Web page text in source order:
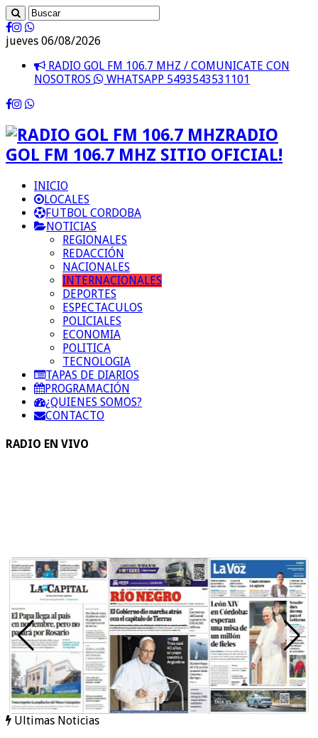
jueves 06/08/2026
RADIO GOL FM 106.7 MHZ / COMUNICATE CON
NOSOTROS
WHATSAPP 5493543531101
RADIO
GOL FM 106.7 MHZ SITIO OFICIAL!
INICIO
LOCALES
FUTBOL CORDOBA
NOTICIAS
REGIONALES
REDACCIÓN
NACIONALES
INTERNACIONALES
DEPORTES
ESPECTACULOS
POLICIALES
ECONOMIA
POLITICA
TECNOLOGIA
TAPAS DE DIARIOS
PROGRAMACIÓN
¿QUIENES SOMOS?
CONTACTO
RADIO EN VIVO
Ultimas Noticias